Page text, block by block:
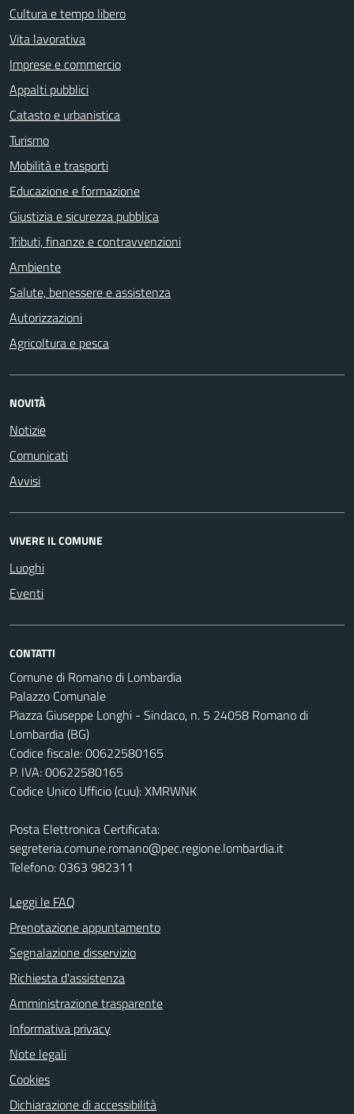
Cultura e tempo libero
Vita lavorativa
Imprese e commercio
Appalti pubblici
Catasto e urbanistica
Turismo
Mobilità e trasporti
Educazione e formazione
Giustizia e sicurezza pubblica
Tributi, finanze e contravvenzioni
Ambiente
Salute, benessere e assistenza
Autorizzazioni
Agricoltura e pesca
NOVITÀ
Notizie
Comunicati
Avvisi
VIVERE IL COMUNE
Luoghi
Eventi
CONTATTI
Comune di Romano di Lombardia
Palazzo Comunale
Piazza Giuseppe Longhi - Sindaco, n. 5 24058 Romano di
Lombardia (BG)
Codice fiscale: 00622580165
P. IVA: 00622580165
Codice Unico Ufficio (cuu): XMRWNK
Posta Elettronica Certificata:
segreteria.comune.romano@pec.regione.lombardia.it
Telefono: 0363 982311
Leggi le FAQ
Prenotazione appuntamento
Segnalazione disservizio
Richiesta d'assistenza
Amministrazione trasparente
Informativa privacy
Note legali
Cookies
Dichiarazione di accessibilità